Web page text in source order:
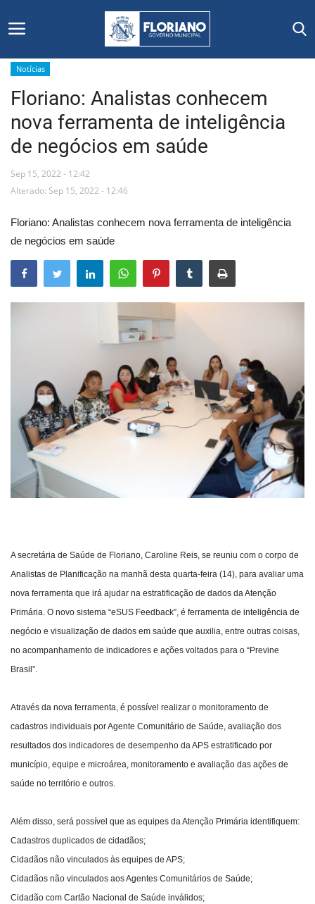
Início
Editais
Floriano
Mural de Licitações
Notícias
Contato
Notícias
Floriano: Analistas conhecem
nova ferramenta de inteligência
de negócios em saúde
Sep 15, 2022 - 12:42
Alterado: Sep 15, 2022 - 12:46
Floriano: Analistas conhecem nova ferramenta de inteligência
de negócios em saúde
A secretária de Saúde de Floriano, Caroline Reis, se reuniu com o corpo de
Analistas de Planificação na manhã desta quarta-feira (14), para avaliar uma
nova ferramenta que irá ajudar na estratificação de dados da Atenção
Primária. O novo sistema “eSUS Feedback”, é ferramenta de inteligência de
negócio e visualização de dados em saúde que auxilia, entre outras coisas,
no acompanhamento de indicadores e ações voltados para o “Previne
Brasil”.
Através da nova ferramenta, é possível realizar o monitoramento de
cadastros individuais por Agente Comunitário de Saúde, avaliação dos
resultados dos indicadores de desempenho da APS estratificado por
município, equipe e microárea, monitoramento e avaliação das ações de
saúde no território e outros.
Além disso, será possível que as equipes da Atenção Primária identifiquem:
Cadastros duplicados de cidadãos;
Cidadãos não vinculados às equipes de APS;
Cidadãos não vinculados aos Agentes Comunitários de Saúde;
Cidadão com Cartão Nacional de Saúde inválidos;